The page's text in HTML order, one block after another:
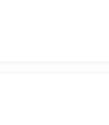
インビザラインは詰め物が